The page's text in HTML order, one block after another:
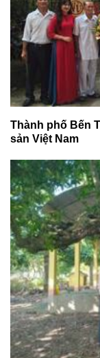
Thành phố Bến
sản Việt Nam